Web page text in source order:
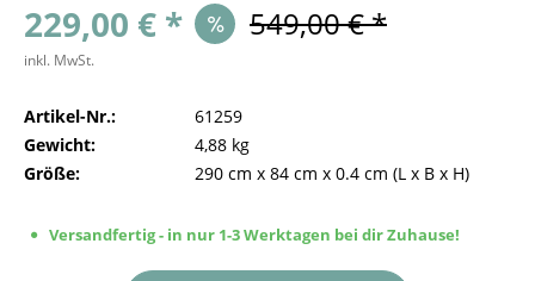
229,00 € * 549,00 € *
inkl. MwSt.
Artikel-Nr.:
61259
Gewicht:
4,88 kg
Größe:
290 cm x 84 cm x 0.4 cm (L x B x H)
Versandfertig - in nur 1-3 Werktagen bei dir Zuhause!